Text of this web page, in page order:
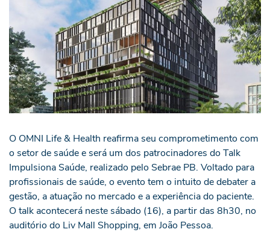
O OMNI Life & Health reafirma seu comprometimento com
o setor de saúde e será um dos patrocinadores do Talk
Impulsiona Saúde, realizado pelo Sebrae PB. Voltado para
profissionais de saúde, o evento tem o intuito de debater a
gestão, a atuação no mercado e a experiência do paciente.
O talk acontecerá neste sábado (16), a partir das 8h30, no
auditório do Liv Mall Shopping, em João Pessoa.